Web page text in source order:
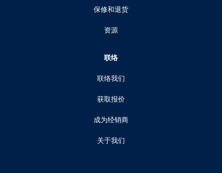
保修和退货
资源
联络
联络我们
获取报价
成为经销商
关于我们